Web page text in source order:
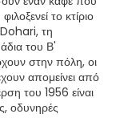
το κτίριο
τη
του Β'
στην πόλη, οι
απομείνει από
του 1956 είναι
οδυνηρές